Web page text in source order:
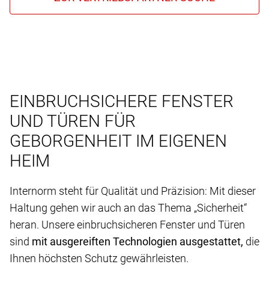
EINBRUCHSICHERE FENSTER
UND TÜREN FÜR
GEBORGENHEIT IM EIGENEN
HEIM
Internorm steht für Qualität und Präzision: Mit dieser
Haltung gehen wir auch an das Thema „Sicherheit“
heran. Unsere einbruchsicheren Fenster und Türen
sind mit ausgereiften Technologien ausgestattet, die
Ihnen höchsten Schutz gewährleisten.